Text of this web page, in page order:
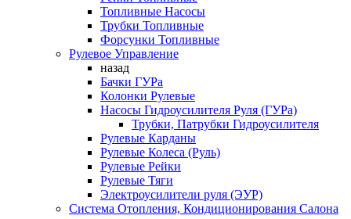
Топливные Насосы
Трубки Топливные
Форсунки Топливные
Рулевое Управление
назад
Бачки ГУРа
Колонки Рулевые
Насосы Гидроусилителя Руля (ГУРа)
Трубки, Патрубки Гидроусилителя
Рулевые Карданы
Рулевые Колеса (Руль)
Рулевые Рейки
Рулевые Тяги
Электроусилители руля (ЭУР)
Система Отопления, Кондиционирования Салона